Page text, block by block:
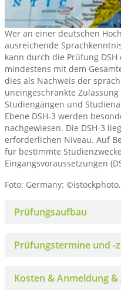
Wer an einer deutschen
ausreichende
kann durch die Prüfung
mindestens mit dem
dies als Nachweis der
uneingeschränkte
Studiengängen und
Ebene DSH-3 werden
nachgewiesen. Die DSH-3
erforderlichen Niveau. Auf
für bestimmte
Eingangsvoraussetzungen
Foto: Germany:
Prüfungsaufbau
Prüfungstermine und -
Kosten & Anmeldung